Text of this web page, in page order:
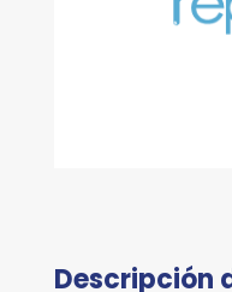
Descripción